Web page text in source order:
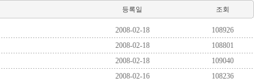
등록일 조회
2008-02-18
108926
2008-02-18
108801
2008-02-18
109040
2008-02-16
108236